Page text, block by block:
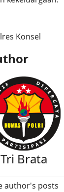
Konsel
Tri Brata
author's posts